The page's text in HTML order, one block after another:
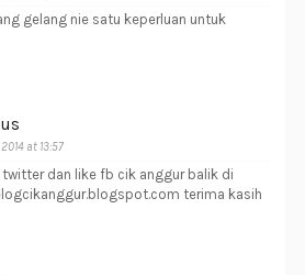
gelang nie satu keperluan untuk
at 13:57
dan like fb cik anggur balik di
terima kasih